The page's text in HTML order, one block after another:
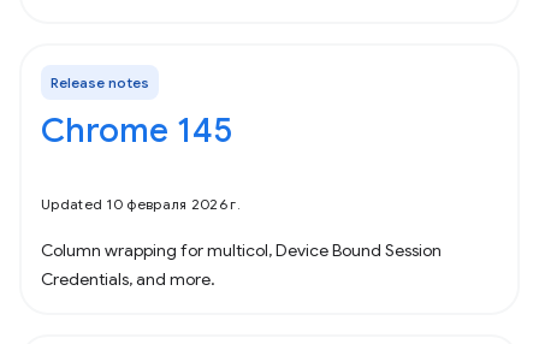
Release notes
Chrome 145
Updated 10 февраля 2026 г.
Column wrapping for multicol, Device Bound Session
Credentials, and more.